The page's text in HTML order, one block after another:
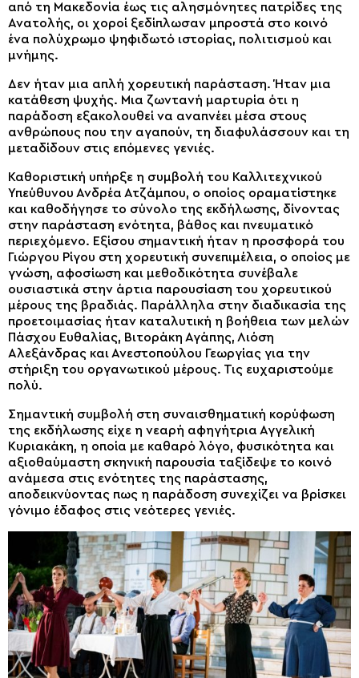
από τη Μακεδονία έως τις αλησμόνητες πατρίδες της
Ανατολής, οι χοροί ξεδίπλωσαν μπροστά στο κοινό
ένα πολύχρωμο ψηφιδωτό ιστορίας, πολιτισμού και
μνήμης.
Δεν ήταν μια απλή χορευτική παράσταση. Ήταν μια
κατάθεση ψυχής. Μια ζωντανή μαρτυρία ότι η
παράδοση εξακολουθεί να αναπνέει μέσα στους
ανθρώπους που την αγαπούν, τη διαφυλάσσουν και τη
μεταδίδουν στις επόμενες γενιές.
Καθοριστική υπήρξε η συμβολή του Καλλιτεχνικού
Υπεύθυνου Ανδρέα Ατζάμπου, ο οποίος οραματίστηκε
και καθοδήγησε το σύνολο της εκδήλωσης, δίνοντας
στην παράσταση ενότητα, βάθος και πνευματικό
περιεχόμενο. Εξίσου σημαντική ήταν η προσφορά του
Γιώργου Ρίγου στη χορευτική συνεπιμέλεια, ο οποίος με
γνώση, αφοσίωση και μεθοδικότητα συνέβαλε
ουσιαστικά στην άρτια παρουσίαση του χορευτικού
μέρους της βραδιάς. Παράλληλα στην διαδικασία της
προετοιμασίας ήταν καταλυτική η βοήθεια των μελών
Πάσχου Ευθαλίας, Βιτοράκη Αγάπης, Λιόση
Αλεξάνδρας και Ανεστοπούλου Γεωργίας για την
στήριξη του οργανωτικού μέρους. Τις ευχαριστούμε
πολύ.
Σημαντική συμβολή στη συναισθηματική κορύφωση
της εκδήλωσης είχε η νεαρή αφηγήτρια Αγγελική
Κυριακάκη, η οποία με καθαρό λόγο, φυσικότητα και
αξιοθαύμαστη σκηνική παρουσία ταξίδεψε το κοινό
ανάμεσα στις ενότητες της παράστασης,
αποδεικνύοντας πως η παράδοση συνεχίζει να βρίσκει
γόνιμο έδαφος στις νεότερες γενιές.